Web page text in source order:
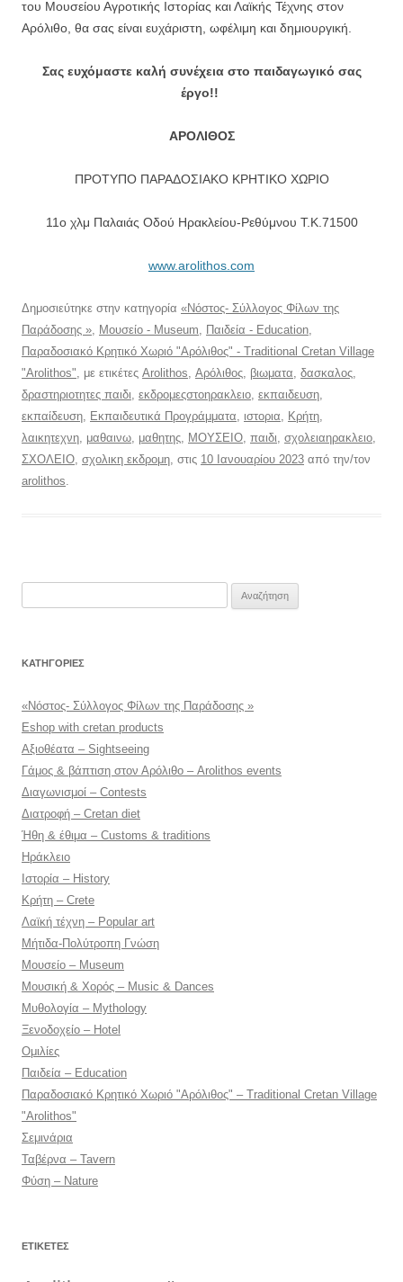
του Μουσείου Αγροτικής Ιστορίας και Λαϊκής Τέχνης στον
Αρόλιθο, θα σας είναι ευχάριστη, ωφέλιμη και δημιουργική.
Σας ευχόμαστε καλή συνέχεια στο παιδαγωγικό σας
έργο!!
ΑΡΟΛΙΘΟΣ
ΠΡΟΤΥΠΟ ΠΑΡΑΔΟΣΙΑΚΟ ΚΡΗΤΙΚΟ ΧΩΡΙΟ
11ο χλμ Παλαιάς Οδού Ηρακλείου-Ρεθύμνου T.K.71500
www.arolithos.com
Δημοσιεύτηκε στην κατηγορία «Νόστος- Σύλλογος Φίλων της
Παράδοσης »
Μουσείο - Museum Παιδεία - Education
Παραδοσιακό Κρητικό Χωριό "Αρόλιθος" - Traditional Cretan Village
"Arolithos" , με ετικέτες Arolithos Αρόλιθος βιωματα δασκαλος
δραστηριοτητες παιδι εκδρομεςστοηρακλειο εκπαιδευση
εκπαίδευση
Εκπαιδευτικά Προγράμματα ιστορια Κρήτη
λαικητεχνη μαθαινω μαθητης ΜΟΥΣΕΙΟ παιδι σχολειαηρακλειο
ΣΧΟΛΕΙΟ σχολικη εκδρομη , στις 10 Ιανουαρίου 2023 από την/τον
arolithos
KΑΤΗΓΟΡΊΕΣ
«Νόστος- Σύλλογος Φίλων της Παράδοσης »
Eshop with cretan products
Αξιοθέατα – Sightseeing
Γάμος & βάπτιση στον Αρόλιθο – Arolithos events
Διαγωνισμοί – Contests
Διατροφή – Cretan diet
Ήθη & έθιμα – Customs & traditions
Ηράκλειο
Ιστορία – History
Κρήτη – Crete
Λαϊκή τέχνη – Popular art
Μήτιδα-Πολύτροπη Γνώση
Μουσείο – Museum
Μουσική & Χορός – Music & Dances
Μυθολογία – Mythology
Ξενοδοχείο – Hotel
Ομιλίες
Παιδεία – Education
Παραδοσιακό Κρητικό Χωριό "Αρόλιθος" – Traditional Cretan Village
"Arolithos"
Σεμινάρια
Ταβέρνα – Tavern
Φύση – Nature
ΕΤΙΚΈΤΕΣ